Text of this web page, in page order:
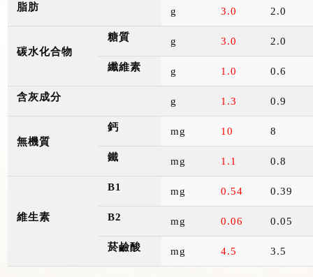
脂肪 g 3.0 2.0
碳水化合物
糖質 g 3.0 2.0
纖維素 g 1.0 0.6
含灰成分 g 1.3 0.9
無機質
鈣 mg 10 8
鐵 mg 1.1 0.8
維生素
B1 mg 0.54 0.39
B2 mg 0.06 0.05
菸鹼酸 mg 4.5 3.5